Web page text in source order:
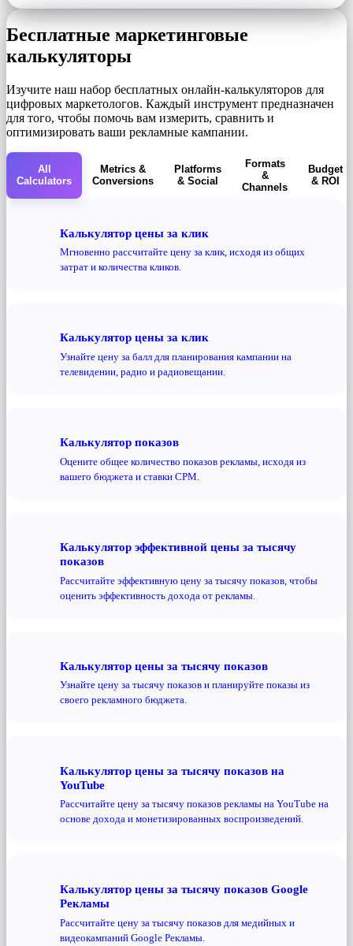
Бесплатные маркетинговые
калькуляторы
Изучите наш набор бесплатных онлайн-калькуляторов для
цифровых маркетологов. Каждый инструмент предназначен
для того, чтобы помочь вам измерить, сравнить и
оптимизировать ваши рекламные кампании.
All
Calculators
Metrics &
Conversions
Platforms
& Social
Formats
&
Channels
Budget
& ROI
Калькулятор цены за клик
Мгновенно рассчитайте цену за клик, исходя из общих
затрат и количества кликов.
Калькулятор цены за клик
Узнайте цену за балл для планирования кампании на
телевидении, радио и радиовещании.
Калькулятор показов
Оцените общее количество показов рекламы, исходя из
вашего бюджета и ставки CPM.
Калькулятор эффективной цены за тысячу
показов
Рассчитайте эффективную цену за тысячу показов, чтобы
оценить эффективность дохода от рекламы.
Калькулятор цены за тысячу показов
Узнайте цену за тысячу показов и планируйте показы из
своего рекламного бюджета.
Калькулятор цены за тысячу показов на
YouTube
Рассчитайте цену за тысячу показов рекламы на YouTube на
основе дохода и монетизированных воспроизведений.
Калькулятор цены за тысячу показов Google
Рекламы
Рассчитайте цену за тысячу показов для медийных и
видеокампаний Google Рекламы.